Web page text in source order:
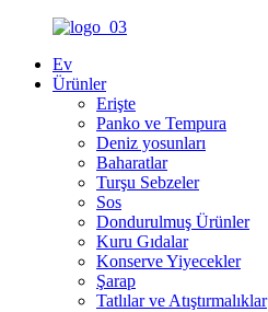
Ev
Ürünler
Erişte
Panko ve Tempura
Deniz yosunları
Baharatlar
Turşu Sebzeler
Sos
Dondurulmuş Ürünler
Kuru Gıdalar
Konserve Yiyecekler
Şarap
Tatlılar ve Atıştırmalıklar